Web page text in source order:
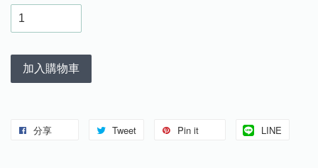
加入購物車
分享 Tweet Pin it LINE